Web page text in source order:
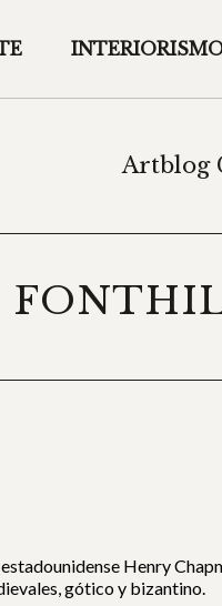
Artblog
Henry
gótico y bizantino.